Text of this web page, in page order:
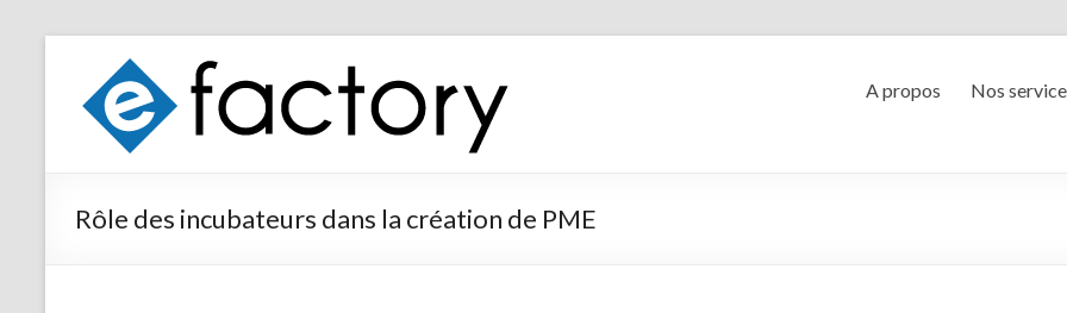
A propos Nos
Rôle des incubateurs dans la création de PME